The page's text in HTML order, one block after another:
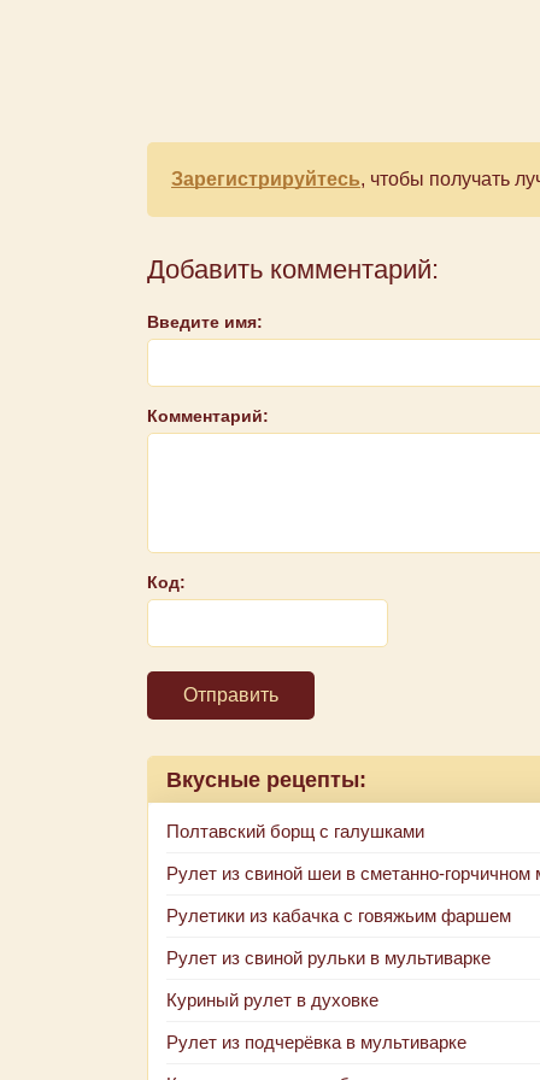
Зарегистрируйтесь, чтобы получать
Добавить комментарий:
Введите имя:
Комментарий:
Код:
Отправить
Вкусные рецепты:
Полтавский борщ с галушками
Рулет из свиной шеи в сметанно-горчичном
Рулетики из кабачка с говяжьим фаршем
Рулет из свиной рульки в мультиварке
Куриный рулет в духовке
Рулет из подчерёвка в мультиварке